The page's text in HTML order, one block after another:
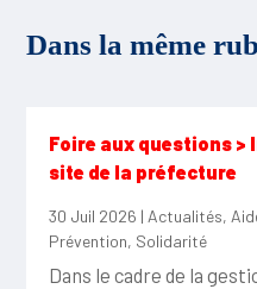
Dans la même
Foire aux questions >
site de la préfecture
30 Juil 2026 | Actualités,
Prévention, Solidarité
Dans le cadre de la